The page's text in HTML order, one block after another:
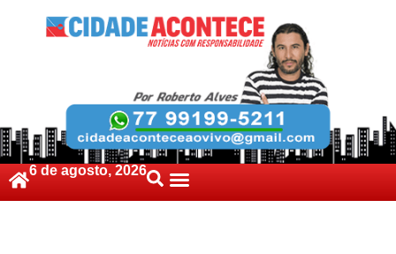
6 de agosto, 2026